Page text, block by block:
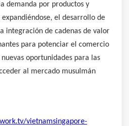
demanda por productos y
el desarrollo de
integración de cadenas de valor
para potenciar el comercio
oportunidades para las
al mercado musulmán
vietnamsingapore-